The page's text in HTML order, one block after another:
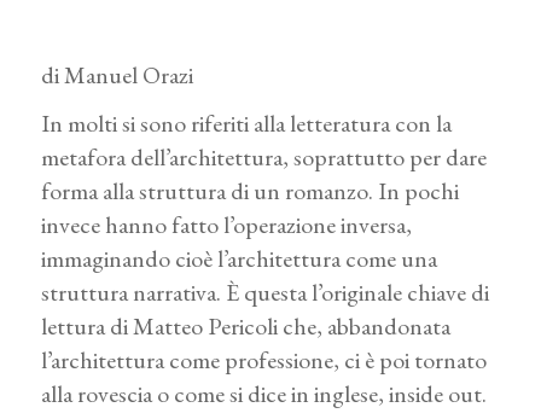
di Manuel Orazi
In molti si sono riferiti alla letteratura con la
metafora dell’architettura, soprattutto per dare
forma alla struttura di un romanzo. In pochi
invece hanno fatto l’operazione inversa,
immaginando cioè l’architettura come una
struttura narrativa. È questa l’originale chiave di
lettura di Matteo Pericoli che, abbandonata
l’architettura come professione, ci è poi tornato
alla rovescia o come si dice in inglese, inside out.